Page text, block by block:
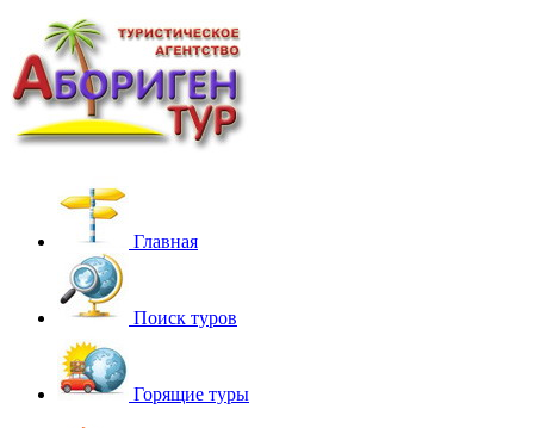
Главная
Поиск туров
Горящие туры